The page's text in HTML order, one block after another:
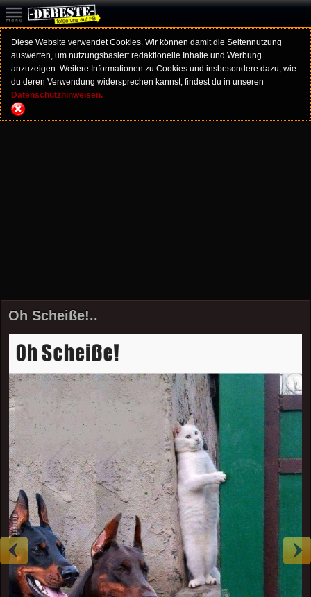
Diese Website verwendet Cookies. Wir können damit die Seitennutzung
auswerten, um nutzungsbasiert redaktionelle Inhalte und Werbung
anzuzeigen. Weitere Informationen zu Cookies und insbesondere dazu, wie
du deren Verwendung widersprechen kannst, findest du in unseren
Datenschutzhinweisen.
Oh Scheiße!..